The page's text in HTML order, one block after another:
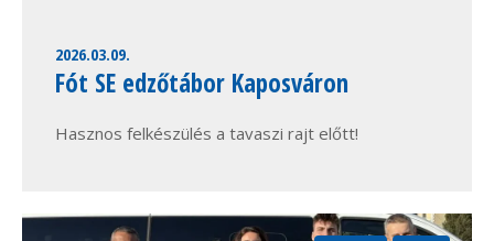
2026.03.09.
Fót SE edzőtábor Kaposváron
Hasznos felkészülés a tavaszi rajt előtt!